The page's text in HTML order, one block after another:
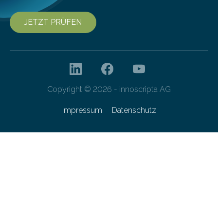
JETZT PRÜFEN
Copyright © 2026 - innoscripta AG
Impressum Datenschutz